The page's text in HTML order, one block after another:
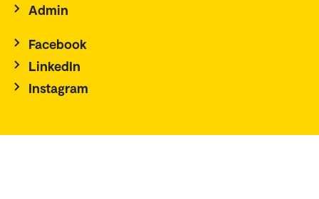
Admin
Facebook
LinkedIn
Instagram